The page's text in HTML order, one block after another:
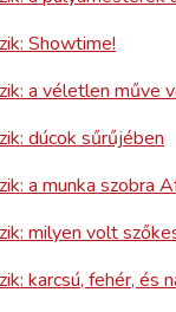
Showtime!
a véletlen műve
dúcok sűrűjében
a munka szobra
milyen volt
karcsú, fehér, és